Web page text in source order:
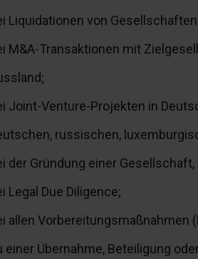
Liquidationen von
M&A-Transaktionen mit
Joint-Venture-Projekten in
russischen,
der Gründung einer
Legal Due Diligence;
allen Vorbereitungsmaßnahmen
einer Übernahme, Beteiligung